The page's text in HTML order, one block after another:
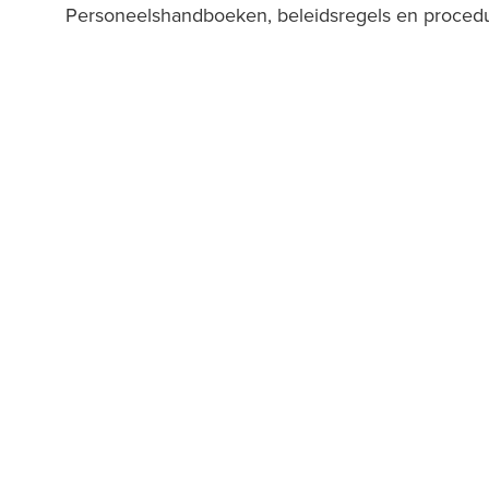
Personeelshandboeken, beleidsregels en